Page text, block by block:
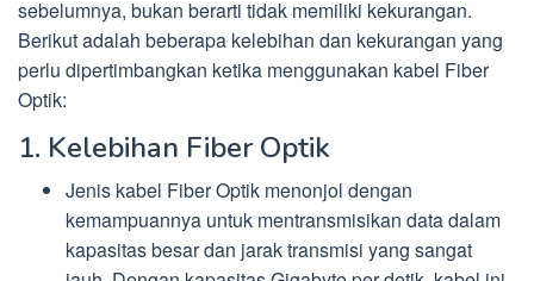
sebelumnya, bukan berarti tidak memiliki kekurangan.
Berikut adalah beberapa kelebihan dan kekurangan yang
perlu dipertimbangkan ketika menggunakan kabel Fiber
Optik:
1. Kelebihan Fiber Optik
Jenis kabel Fiber Optik menonjol dengan
kemampuannya untuk mentransmisikan data dalam
kapasitas besar dan jarak transmisi yang sangat